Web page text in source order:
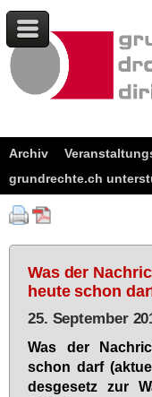
Archiv
grundrechte.ch
Was der
heute schon
25. September
Was der
schon darf
des­ge­setz zur